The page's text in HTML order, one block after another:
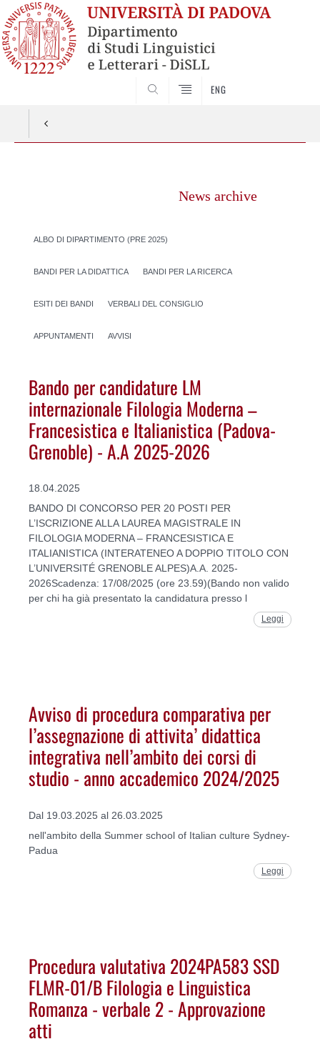
ENG
News archive
ALBO DI DIPARTIMENTO (PRE 2025)
BANDI PER LA DIDATTICA BANDI PER LA RICERCA
ESITI DEI BANDI VERBALI DEL CONSIGLIO
APPUNTAMENTI AVVISI
Bando per candidature LM
internazionale Filologia Moderna –
Francesistica e Italianistica (Padova-
Grenoble) - A.A 2025-2026
18.04.2025
BANDO DI CONCORSO PER 20 POSTI PER
L’ISCRIZIONE ALLA LAUREA MAGISTRALE IN
FILOLOGIA MODERNA – FRANCESISTICA E
ITALIANISTICA (INTERATENEO A DOPPIO TITOLO CON
L’UNIVERSITÉ GRENOBLE ALPES)A.A. 2025-
2026Scadenza: 17/08/2025 (ore 23.59)(Bando non valido
per chi ha già presentato la candidatura presso l
Leggi
Avviso di procedura comparativa per
l’assegnazione di attivita’ didattica
integrativa nell’ambito dei corsi di
studio - anno accademico 2024/2025
Dal 19.03.2025 al 26.03.2025
nell'ambito della Summer school of Italian culture Sydney-
Padua
Leggi
Procedura valutativa 2024PA583 SSD
FLMR-01/B Filologia e Linguistica
Romanza - verbale 2 - Approvazione
atti